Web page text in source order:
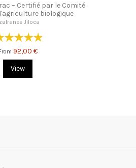
– Certifié par le Comité
biologique
Jiloca
92,00 €
View